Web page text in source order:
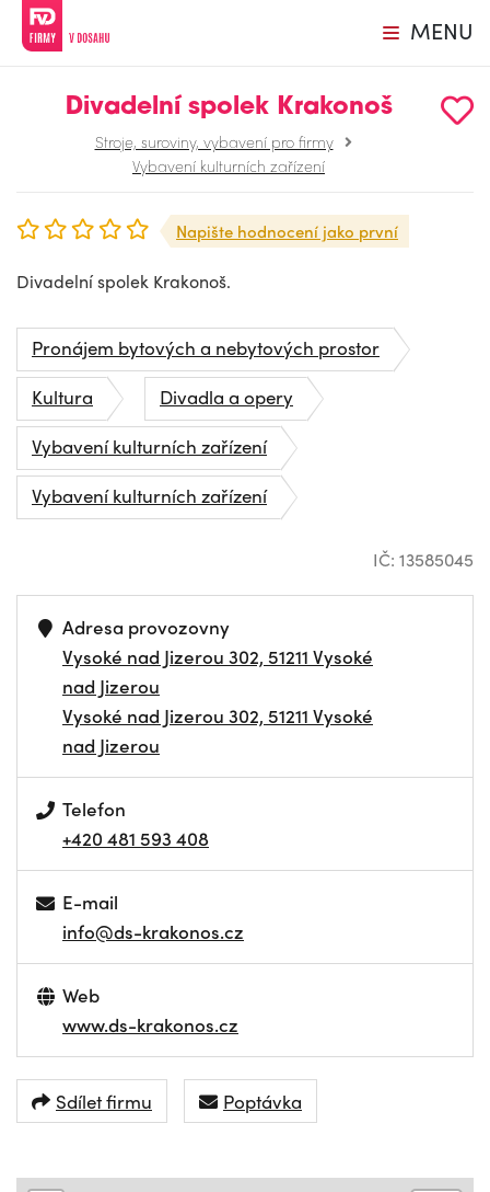
MENU
Divadelní spolek Krakonoš
Stroje, suroviny, vybavení pro firmy
Vybavení kulturních zařízení
Napište hodnocení jako první
Divadelní spolek Krakonoš.
Pronájem bytových a nebytových prostor
Kultura
Divadla a opery
Vybavení kulturních zařízení
Vybavení kulturních zařízení
IČ: 13585045
Adresa provozovny
Vysoké nad Jizerou 302, 51211 Vysoké
nad Jizerou
Vysoké nad Jizerou 302, 51211 Vysoké
nad Jizerou
Telefon
+420 481 593 408
E-mail
info@ds-krakonos.cz
Web
www.ds-krakonos.cz
Sdílet firmu Poptávka